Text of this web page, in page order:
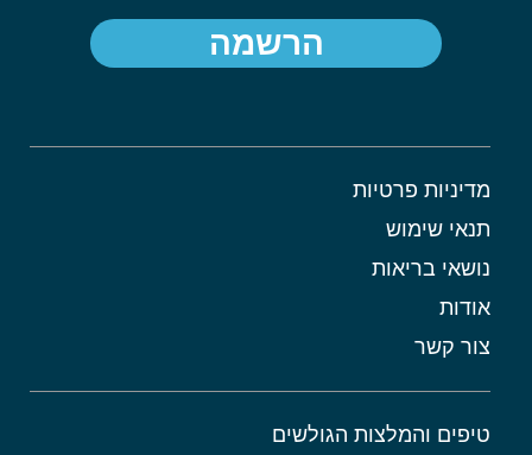
מדיניות פרטיות
תנאי שימוש
נושאי בריאות
אודות
צור קשר
טיפים והמלצות הגולשים
הרשמה